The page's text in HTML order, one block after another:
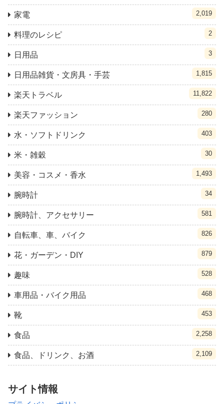
家電 2,019
料理のレシピ 2
日用品 3
日用品雑貨・文房具・手芸 1,815
楽天トラベル 11,822
楽天ファッション 280
水・ソフトドリンク 403
米・雑穀 30
美容・コスメ・香水 1,493
腕時計 34
腕時計、アクセサリー 581
自転車、車、バイク 826
花・ガーデン・DIY 879
趣味 528
車用品・バイク用品 468
靴 453
食品 2,258
食品、ドリンク、お酒 2,109
サイト情報